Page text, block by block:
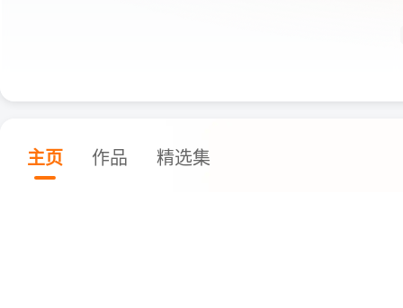
主页 作品 精选集